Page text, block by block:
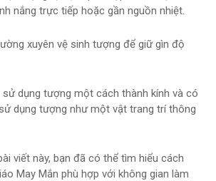
nắng trực tiếp hoặc gần nguồn nhiệt.
xuyên vệ sinh tượng để giữ gìn độ
sử dụng tượng một cách thành kính và có
dụng tượng như một vật trang trí thông
viết này, bạn đã có thể tìm hiểu cách
May Mắn phù hợp với không gian làm